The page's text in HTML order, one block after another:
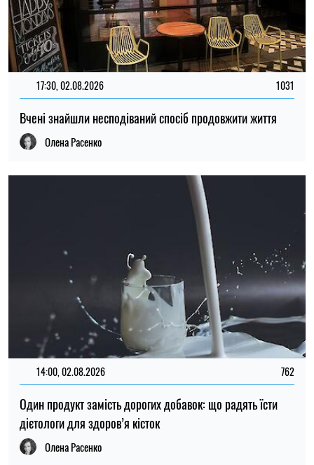
17:30, 02.08.2026 1031
Вчені знайшли несподіваний спосіб продовжити життя
Олена Расенко
14:00, 02.08.2026 762
Один продукт замість дорогих добавок: що радять їсти
дієтологи для здоров’я кісток
Олена Расенко